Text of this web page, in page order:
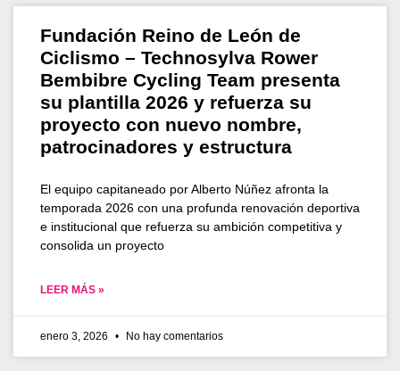
Fundación Reino de León de
Ciclismo – Technosylva Rower
Bembibre Cycling Team presenta
su plantilla 2026 y refuerza su
proyecto con nuevo nombre,
patrocinadores y estructura
El equipo capitaneado por Alberto Núñez afronta la
temporada 2026 con una profunda renovación deportiva
e institucional que refuerza su ambición competitiva y
consolida un proyecto
LEER MÁS »
enero 3, 2026 No hay comentarios